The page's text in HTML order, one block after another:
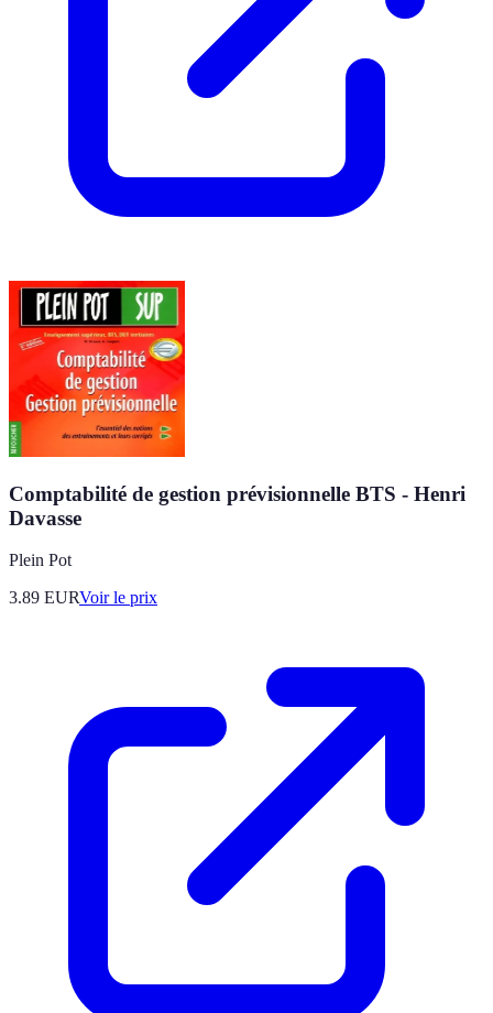
Comptabilité de gestion prévisionnelle BTS - Henri
Davasse
Plein Pot
3.89 EURVoir le prix